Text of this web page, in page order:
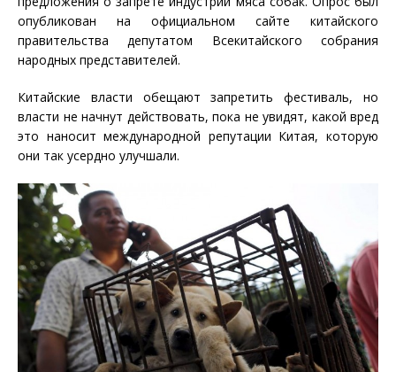
опубликован на официальном сайте китайского
правительства депутатом Всекитайского собрания
народных представителей.
Китайские власти обещают запретить фестиваль, но
власти не начнут действовать, пока не увидят, какой вред
это наносит международной репутации Китая, которую
они так усердно улучшали.